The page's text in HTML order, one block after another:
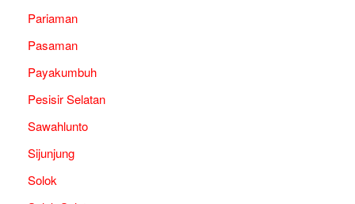
Pariaman
Pasaman
Payakumbuh
Pesisir Selatan
Sawahlunto
Sijunjung
Solok